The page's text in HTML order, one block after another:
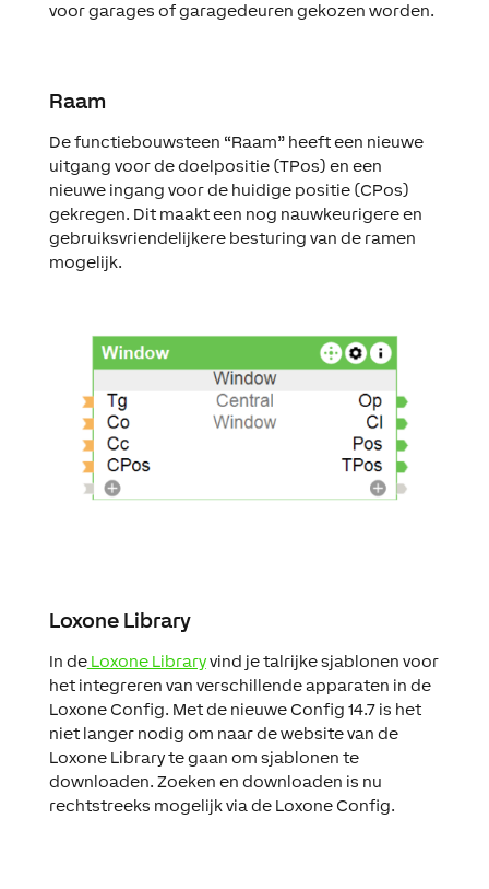
voor garages of garagedeuren gekozen worden.
Raam
De functiebouwsteen “Raam” heeft een nieuwe
uitgang voor de doelpositie (TPos) en een
nieuwe ingang voor de huidige positie (CPos)
gekregen. Dit maakt een nog nauwkeurigere en
gebruiksvriendelijkere besturing van de ramen
mogelijk.
Loxone Library
In deLoxone Libraryvind je talrijke sjablonen voor
het integreren van verschillende apparaten in de
Loxone Config. Met de nieuwe Config 14.7 is het
niet langer nodig om naar de website van de
Loxone Library te gaan om sjablonen te
downloaden. Zoeken en downloaden is nu
rechtstreeks mogelijk via de Loxone Config.